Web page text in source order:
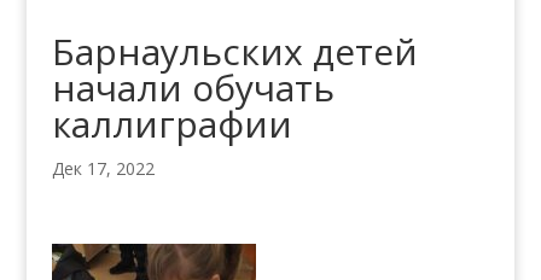
Барнаульских детей
начали обучать
каллиграфии
Дек 17, 2022